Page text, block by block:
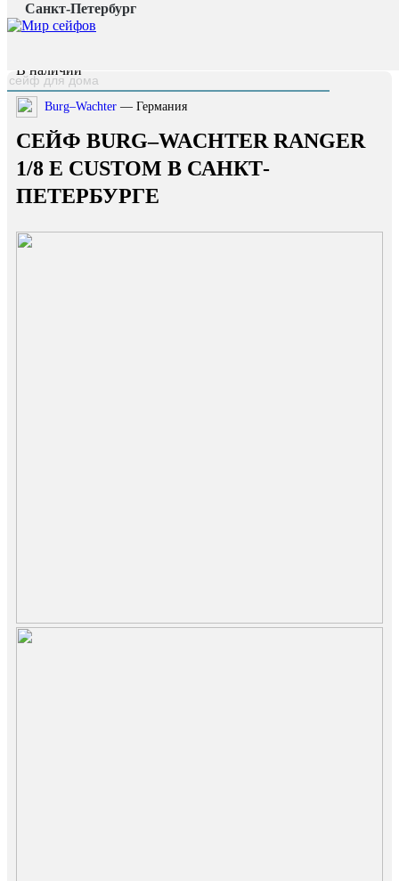
Санкт-Петербург
Главная страница /
Каталог /
В наличии
Burg–Wachter — Германия
СЕЙФ BURG–WACHTER RANGER
1/8 E CUSTOM В САНКТ-
ПЕТЕРБУРГЕ